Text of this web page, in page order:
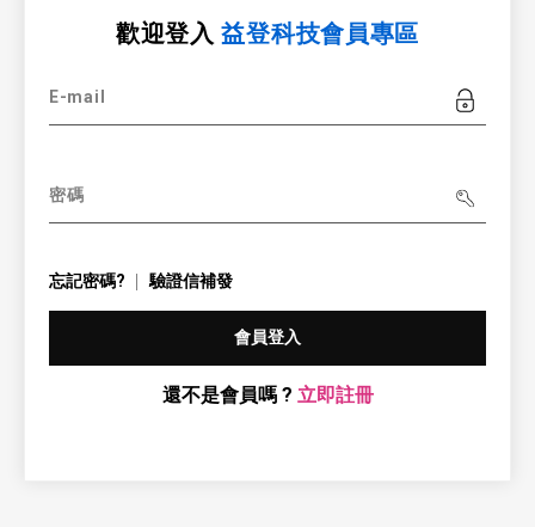
歡迎登入益登科技會員專區
E-mail
密碼
忘記密碼? 驗證信補發
會員登入
還不是會員嗎 ? 立即註冊